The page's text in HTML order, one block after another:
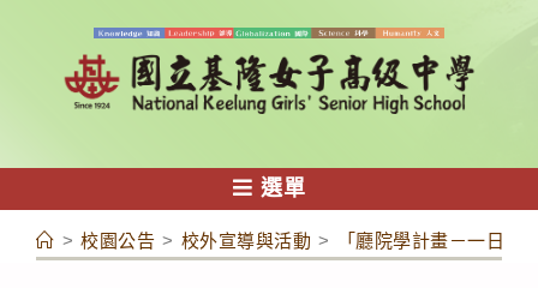
容
選單
> 校園公告 > 校外宣導與活動 > 「廳院學計畫－一日體